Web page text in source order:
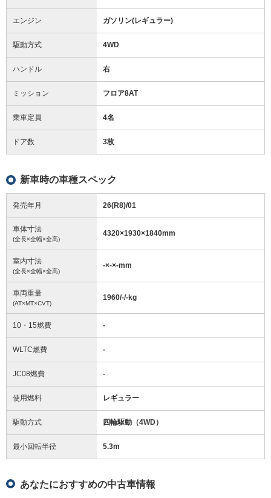
エンジン ガソリン(レギュラー)
駆動方式 4WD
ハンドル 右
ミッション フロア8AT
乗車定員 4名
ドア数 3枚
新車時の車種スペック
発売年月 26(R8)/01
車体寸法
(全長×全幅×全高)
4320×1930×1840mm
室内寸法
(全長×全幅×全高)
-×-×-mm
車両重量
(AT×MT×CVT)
1960/-/-kg
10・15燃費 -
WLTC燃費 -
JC08燃費 -
使用燃料 レギュラー
駆動方式 四輪駆動（4WD）
最小回転半径 5.3m
あなたにおすすめの中古車情報